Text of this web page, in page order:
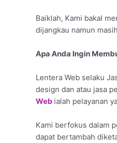
Baiklah, Kami bakal
dijangkau namun
Apa Anda Ingin
Lentera Web selaku
design dan atau jasa
Web ialah pelayanan
Kami berfokus dalam
dapat bertambah